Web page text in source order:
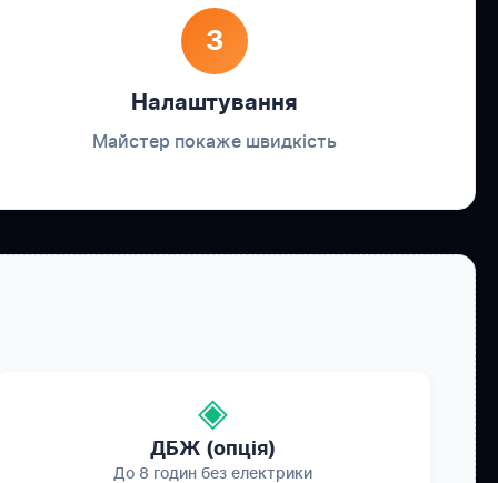
3
Налаштування
Майстер покаже швидкість
◈
ДБЖ (опція)
До 8 годин без електрики